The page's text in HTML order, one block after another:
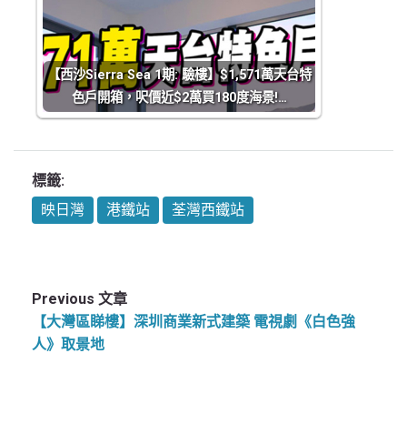
【西沙Sierra Sea 1期: 驗樓】$1,571萬天台特
色戶開箱，呎價近$2萬買180度海景!…
標籤:
映日灣
港鐵站 荃灣西鐵站
Previous 文章
【大灣區睇樓】深圳商業新式建築 電視劇《白色強
人》取景地